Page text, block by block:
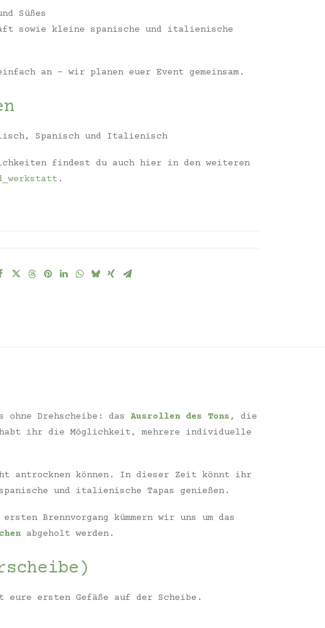
Süßes
sowie kleine spanische und italienische
an – wir planen euer Event gemeinsam.
Spanisch und Italienisch
findest du auch hier in den weiteren
.
ohne Drehscheibe: das Ausrollen des Tons , die
habt ihr die Möglichkeit, mehrere individuelle
antrocknen können. In dieser Zeit könnt ihr
und italienische Tapas genießen.
Brennvorgang kümmern wir uns um das
abgeholt werden.
eure ersten Gefäße auf der Scheibe.